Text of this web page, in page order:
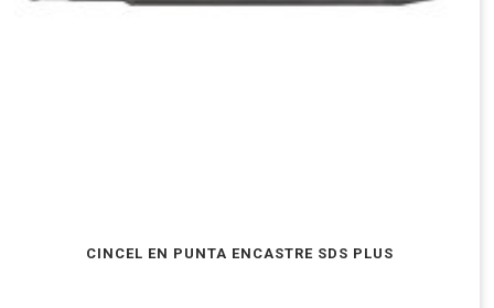
CINCEL EN PUNTA ENCASTRE SDS PLUS